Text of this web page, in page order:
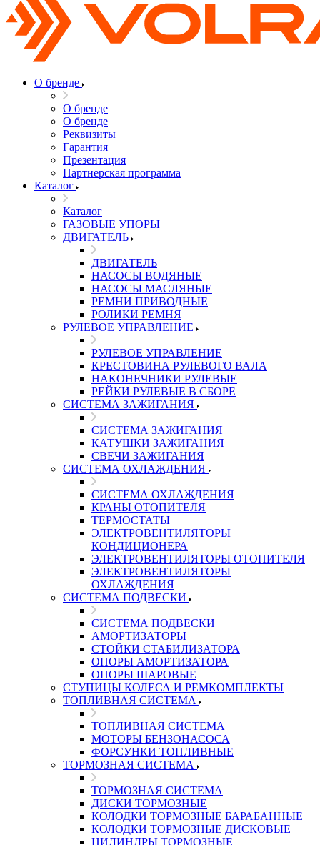
О бренде
О бренде
О бренде
Реквизиты
Гарантия
Презентация
Партнерская программа
Каталог
Каталог
ГАЗОВЫЕ УПОРЫ
ДВИГАТЕЛЬ
ДВИГАТЕЛЬ
НАСОСЫ ВОДЯНЫЕ
НАСОСЫ МАСЛЯНЫЕ
РЕМНИ ПРИВОДНЫЕ
РОЛИКИ РЕМНЯ
РУЛЕВОЕ УПРАВЛЕНИЕ
РУЛЕВОЕ УПРАВЛЕНИЕ
КРЕСТОВИНА РУЛЕВОГО ВАЛА
НАКОНЕЧНИКИ РУЛЕВЫЕ
РЕЙКИ РУЛЕВЫЕ В СБОРЕ
СИСТЕМА ЗАЖИГАНИЯ
СИСТЕМА ЗАЖИГАНИЯ
КАТУШКИ ЗАЖИГАНИЯ
СВЕЧИ ЗАЖИГАНИЯ
СИСТЕМА ОХЛАЖДЕНИЯ
СИСТЕМА ОХЛАЖДЕНИЯ
КРАНЫ ОТОПИТЕЛЯ
ТЕРМОСТАТЫ
ЭЛЕКТРОВЕНТИЛЯТОРЫ
КОНДИЦИОНЕРА
ЭЛЕКТРОВЕНТИЛЯТОРЫ ОТОПИТЕЛЯ
ЭЛЕКТРОВЕНТИЛЯТОРЫ
ОХЛАЖДЕНИЯ
СИСТЕМА ПОДВЕСКИ
СИСТЕМА ПОДВЕСКИ
АМОРТИЗАТОРЫ
СТОЙКИ СТАБИЛИЗАТОРА
ОПОРЫ АМОРТИЗАТОРА
ОПОРЫ ШАРОВЫЕ
СТУПИЦЫ КОЛЕСА И РЕМКОМПЛЕКТЫ
ТОПЛИВНАЯ СИСТЕМА
ТОПЛИВНАЯ СИСТЕМА
МОТОРЫ БЕНЗОНАСОСА
ФОРСУНКИ ТОПЛИВНЫЕ
ТОРМОЗНАЯ СИСТЕМА
ТОРМОЗНАЯ СИСТЕМА
ДИСКИ ТОРМОЗНЫЕ
КОЛОДКИ ТОРМОЗНЫЕ БАРАБАННЫЕ
КОЛОДКИ ТОРМОЗНЫЕ ДИСКОВЫЕ
ЦИЛИНДРЫ ТОРМОЗНЫЕ